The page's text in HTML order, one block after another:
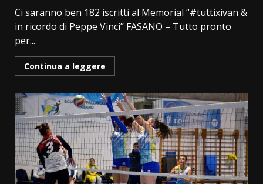
Ci saranno ben 182 iscritti al Memorial “#tuttixivan &
in ricordo di Peppe Vinci” FASANO ­– Tutto pronto
per...
Continua a leggere